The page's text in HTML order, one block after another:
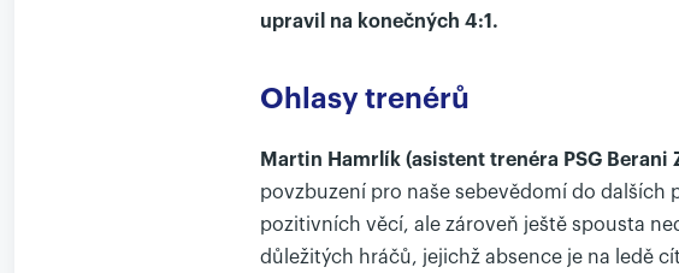
upravil na konečných 4:1.
Ohlasy trenérů
Martin Hamrlík (asistent trenéra PSG Berani
povzbuzení pro naše sebevědomí do dalších
pozitivních věcí, ale zároveň ještě spousta
důležitých hráčů, jejichž absence je na ledě